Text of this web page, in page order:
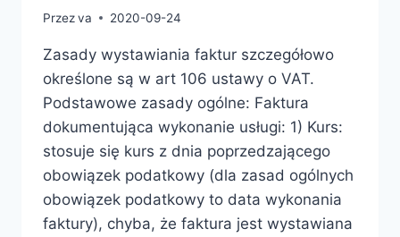
Przezva 2020-09-24
Zasady wystawiania faktur szczegółowo
określone są w art 106 ustawy o VAT.
Podstawowe zasady ogólne: Faktura
dokumentująca wykonanie usługi: 1) Kurs:
stosuje się kurs z dnia poprzedzającego
obowiązek podatkowy (dla zasad ogólnych
obowiązek podatkowy to data wykonania
faktury), chyba, że faktura jest wystawiana